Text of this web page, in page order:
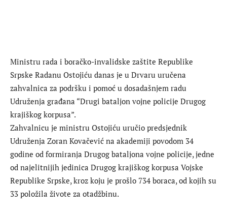
Ministru rada i boračko-invalidske zaštite Republike
Srpske Radanu Ostojiću danas je u Drvaru uručena
zahvalnica za podršku i pomoć u dosadašnjem radu
Udruženja građana “Drugi bataljon vojne policije Drugog
krajiškog korpusa”.
Zahvalnicu je ministru Ostojiću uručio predsjednik
Udruženja Zoran Kovačević na akademiji povodom 34
godine od formiranja Drugog bataljona vojne policije, jedne
od najelitnijih jedinica Drugog krajiškog korpusa Vojske
Republike Srpske, kroz koju je prošlo 734 boraca, od kojih su
33 položila živote za otadžbinu.